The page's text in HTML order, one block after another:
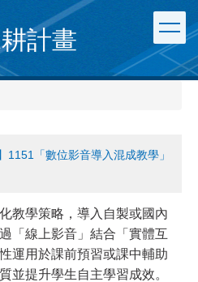
計畫
1151「數位影音導入混成教學」
教學策略，導入自製或國內
「線上影音」結合「實體互
運用於課前預習或課中輔助
並提升學生自主學習成效。